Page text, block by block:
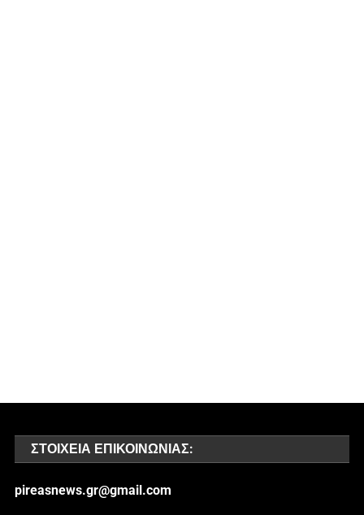
ΣΤΟΙΧΕΊΑ ΕΠΙΚΟΙΝΩΝΊΑΣ:
pireasnews.gr@gmail.com